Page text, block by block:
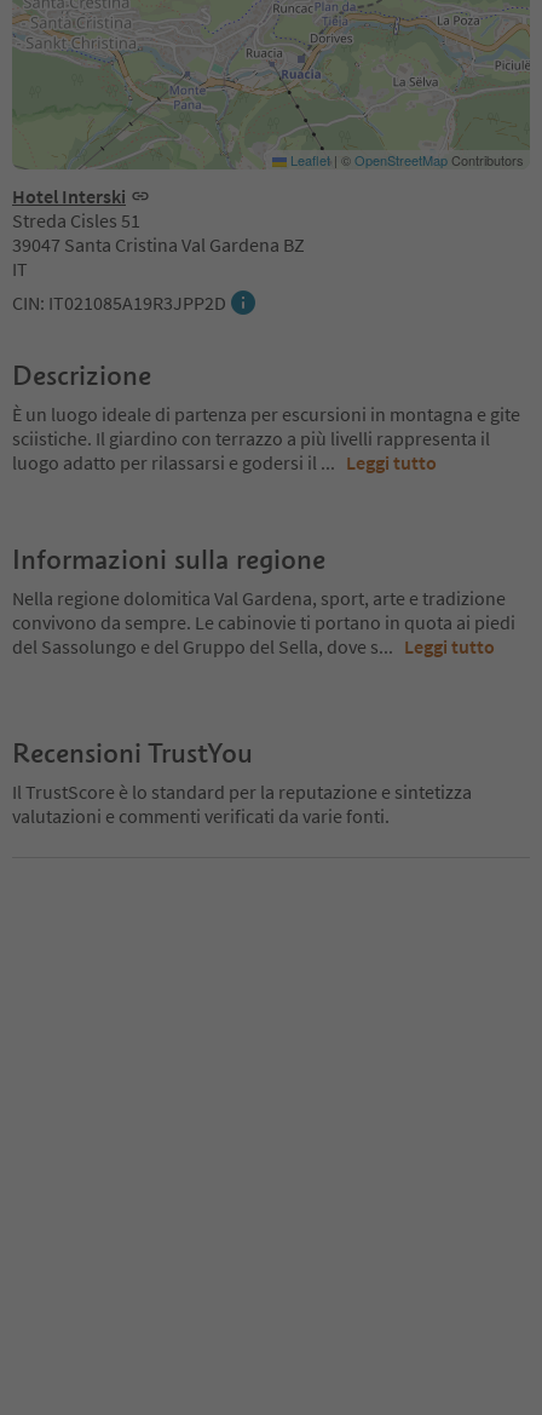
Hotel Interski
Streda Cisles 51
39047 Santa Cristina Val Gardena BZ
IT
CIN: IT021085A19R3JPP2D
Leaflet | ©OpenStreetMapContributors
Descrizione
È un luogo ideale di partenza per escursioni in montagna e gite
sciistiche. Il giardino con terrazzo a più livelli rappresenta il
luogo adatto per rilassarsi e godersi il ... Leggi tutto
Informazioni sulla regione
Nella regione dolomitica Val Gardena, sport, arte e tradizione
convivono da sempre. Le cabinovie ti portano in quota ai piedi
del Sassolungo e del Gruppo del Sella, dove s... Leggi tutto
Recensioni TrustYou
Il TrustScore è lo standard per la reputazione e sintetizza
valutazioni e commenti verificati da varie fonti.